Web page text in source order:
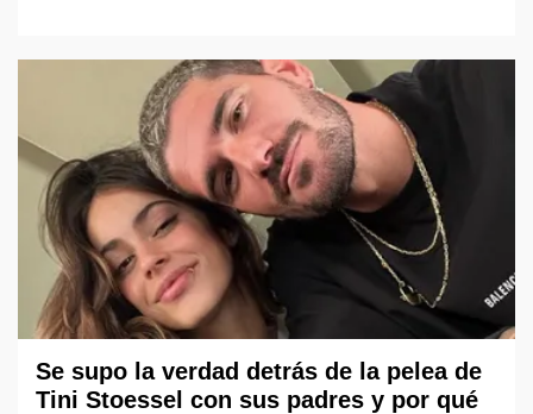
Se supo la verdad detrás de la pelea de
Tini Stoessel con sus padres y por qué